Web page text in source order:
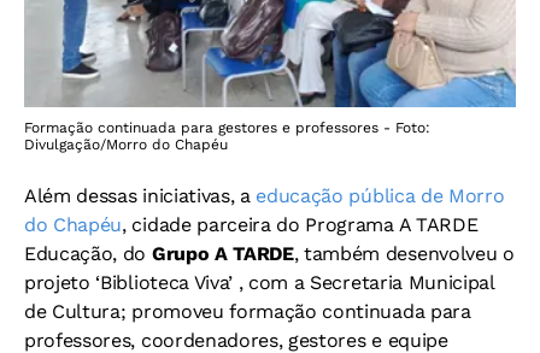
Formação continuada para gestores e professores - Foto:
Divulgação/Morro do Chapéu
Além dessas iniciativas, a educação pública de Morro
do Chapéu, cidade parceira do Programa A TARDE
Educação, do Grupo A TARDE, também desenvolveu o
projeto ‘Biblioteca Viva’ , com a Secretaria Municipal
de Cultura; promoveu formação continuada para
professores, coordenadores, gestores e equipe